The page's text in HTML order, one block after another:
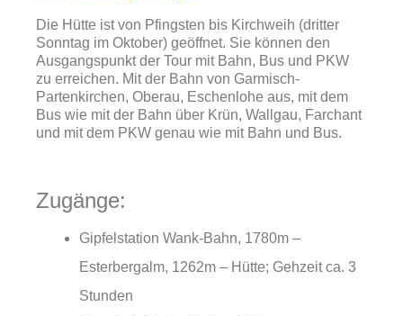
Die Hütte ist von Pfingsten bis Kirchweih (dritter
Sonntag im Oktober) geöffnet. Sie können den
Ausgangspunkt der Tour mit Bahn, Bus und PKW
zu erreichen. Mit der Bahn von Garmisch-
Partenkirchen, Oberau, Eschenlohe aus, mit dem
Bus wie mit der Bahn über Krün, Wallgau, Farchant
und mit dem PKW genau wie mit Bahn und Bus.
Zugänge:
Gipfelstation Wank-Bahn, 1780m –
Esterbergalm, 1262m – Hütte; Gehzeit ca. 3
Stunden